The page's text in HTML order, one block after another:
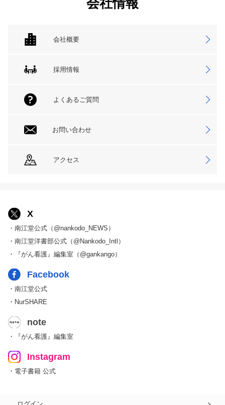
会社情報
会社概要
採用情報
よくあるご質問
お問い合わせ
アクセス
X
・南江堂公式（@nankodo_NEWS）
・南江堂洋書部公式（@Nankodo_Intl）
・『がん看護』編集室（@gankango）
Facebook
・南江堂公式
・NurSHARE
note
・『がん看護』編集室
Instagram
・電子書籍 公式